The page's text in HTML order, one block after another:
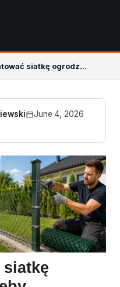
Jak zamontować siatkę ogrodzeniową? Kroki i błędy
June 4, 2026
siatkę